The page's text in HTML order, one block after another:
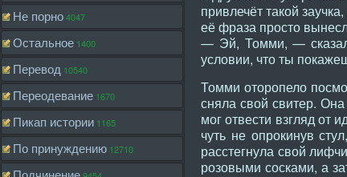
Не порно4047
Остальное 1400
Перевод 10540
Переодевание 1670
Пикап истории 1165
По принуждению 12710
привлечёт такой
её фраза просто
— Эй, Томми, —
условии, что ты
Томми оторопело
сняла свой свитер.
мог отвести взгляд от
чуть не опрокинув
расстегнула свой
розовыми сосками, а